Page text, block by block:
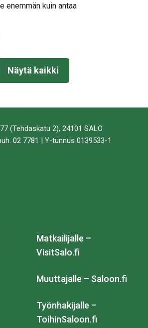
enemmän kuin antaa
Näytä kaikki
(Tehdaskatu 2), 24101 SALO
02 7781 | Y-tunnus 0139533-1
Matkailijalle –
VisitSalo.fi
Muuttajalle – Saloon.fi
Työnhakijalle –
ToihinSaloon.fi